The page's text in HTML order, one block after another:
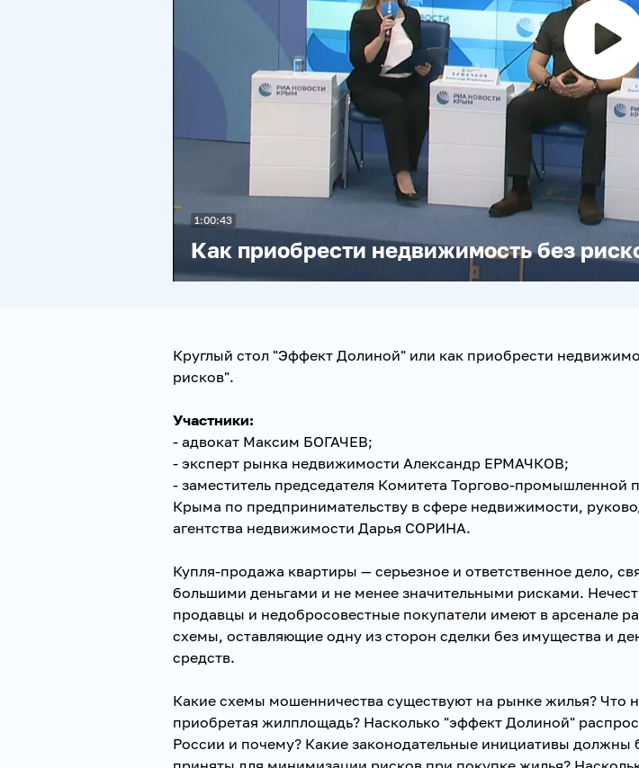
видео
Как приобрести недвижимость без
1:00:43
Круглый стол "Эффект Долиной" или как приобрести
рисков".
Участники:
- адвокат Максим БОГАЧЕВ;
- эксперт рынка недвижимости Александр ЕРМАЧКОВ;
- заместитель председателя Комитета Торгово-промышленной
Крыма по предпринимательству в сфере недвижимости,
агентства недвижимости Дарья СОРИНА.
Купля-продажа квартиры — серьезное и ответственное дело,
большими деньгами и не менее значительными рисками.
продавцы и недобросовестные покупатели имеют в арсенале
схемы, оставляющие одну из сторон сделки без имущества и
средств.
Какие схемы мошенничества существуют на рынке жилья? Что
приобретая жилплощадь? Насколько "эффект Долиной"
России и почему? Какие законодательные инициативы должны